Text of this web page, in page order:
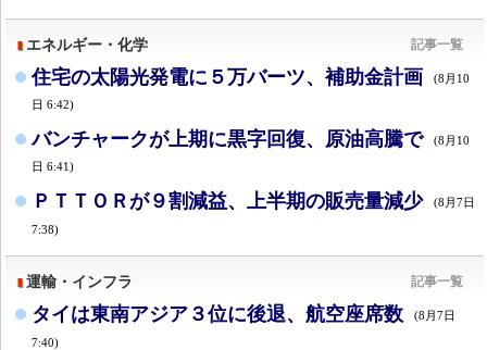
エネルギー・化学 記事一覧
住宅の太陽光発電に５万バーツ、補助金計画
(8月10
日 6:42)
バンチャークが上期に黒字回復、原油高騰で
(8月10
日 6:41)
ＰＴＴＯＲが９割減益、上半期の販売量減少 (8月7日
7:38)
運輸・インフラ 記事一覧
タイは東南アジア３位に後退、航空座席数 (8月7日
7:40)